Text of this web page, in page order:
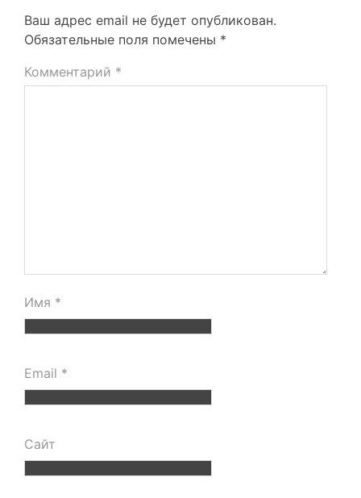
Ваш адрес email не будет опубликован.
Обязательные поля помечены *
Комментарий *
Имя *
Email *
Сайт